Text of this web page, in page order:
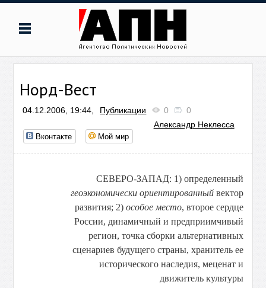
Норд-Вест
04.12.2006, 19:44, Публикации 0
0
Александр Неклесса
Вконтакте Мой мир
СЕВЕРО-ЗАПАД: 1) определенный
геоэкономически ориентированныйвектор
развития; 2) особое место, второе сердце
России, динамичный и предприимчивый
регион, точка сборки альтернативных
сценариев будущего страны, хранитель ее
исторического наследия, меценат и
движитель культуры